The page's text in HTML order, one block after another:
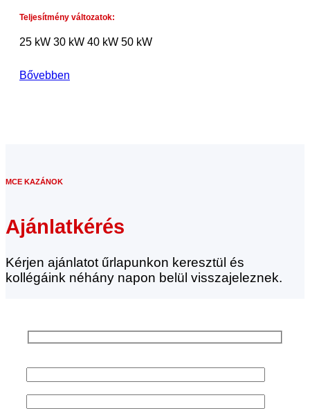
Teljesítmény változatok:
25 kW 30 kW 40 kW 50 kW
Bővebben
MCE KAZÁNOK
Ajánlatkérés
Kérjen ajánlatot űrlapunkon keresztül és
kollégáink néhány napon belül visszajeleznek.